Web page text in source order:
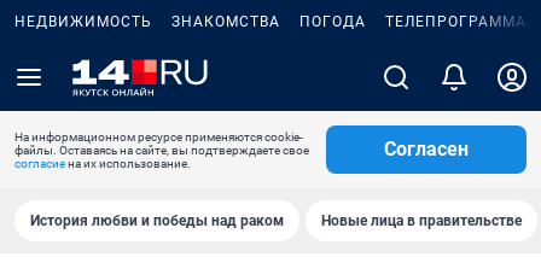
НЕДВИЖИМОСТЬ ЗНАКОМСТВА ПОГОДА ТЕЛЕПРОГРАММА
На информационном ресурсе применяются cookie-
файлы. Оставаясь на сайте, вы подтверждаете свое
согласиена их использование.
Согласен
История любви и победы над раком Новые лица в правительстве